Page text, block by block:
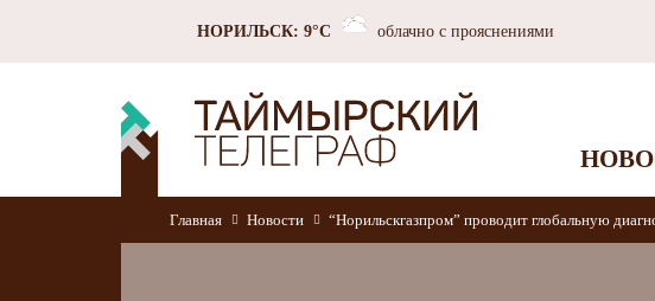
НОРИЛЬСК: 9°C облачно с прояснениями
Главная Новости “Норильскгазпром” проводит глобальную